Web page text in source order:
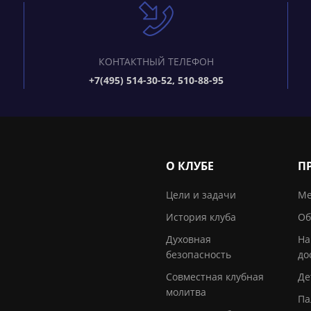
КОНТАКТНЫЙ ТЕЛЕФОН
+7(495) 514-30-52, 510-88-95
О КЛУБЕ
Цели и задачи
История клуба
Духовная
безопасность
Совместная клубная
молитва